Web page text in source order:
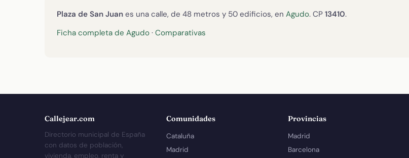
Plaza de San Juan es una calle, de 48 metros y 50 edificios, en Agudo. CP 13410.
Ficha completa de Agudo · Comparativas
Callejear.com
Directorio municipal de España
con datos de población,
vivienda, empleo, renta y
Comunidades
Cataluña
Madrid
Provincias
Madrid
Barcelona